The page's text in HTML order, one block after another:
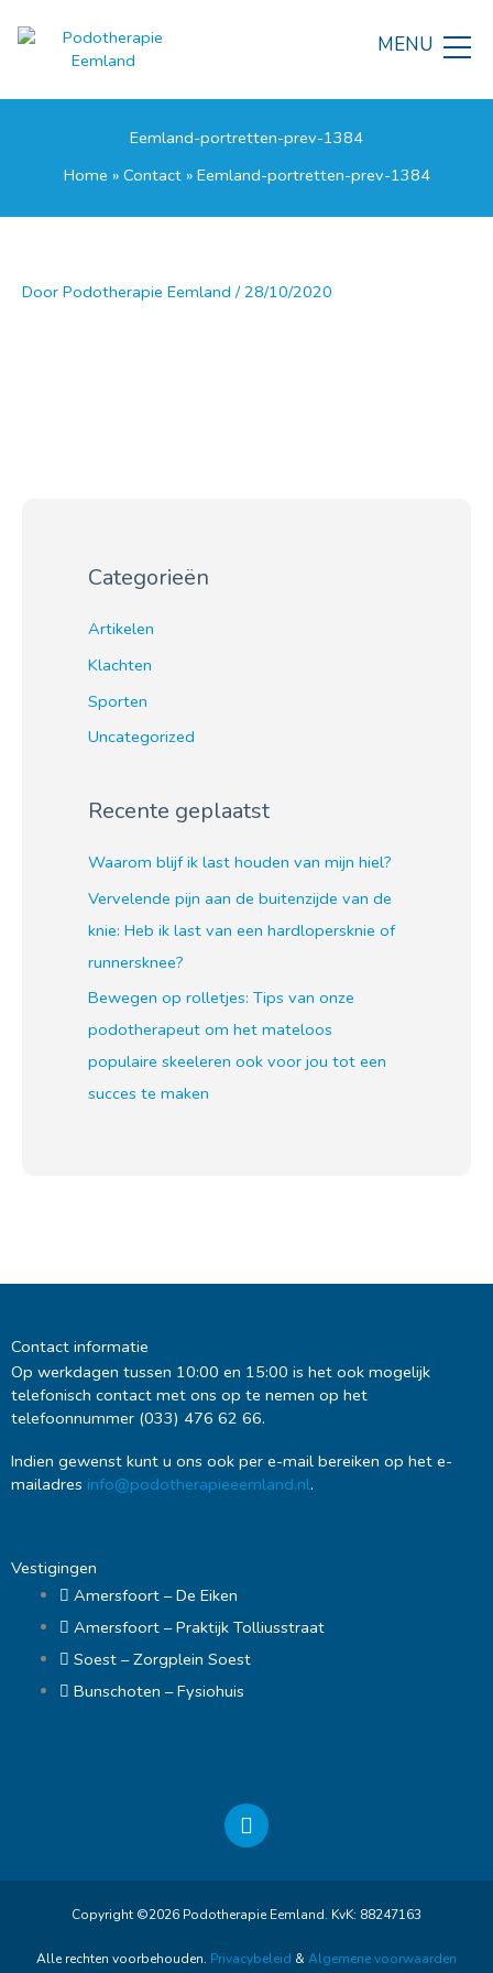
naar
Eemland-portretten-prev-1384
Home » Contact » Eemland-portretten-prev-1384
Door Podotherapie Eemland /28/10/2020
Categorieën
Artikelen
Klachten
Sporten
Uncategorized
Recente geplaatst
Waarom blijf ik last houden van mijn hiel?
Vervelende pijn aan de buitenzijde van de
knie: Heb ik last van een hardlopersknie of
runnersknee?
Bewegen op rolletjes: Tips van onze
podotherapeut om het mateloos
populaire skeeleren ook voor jou tot een
succes te maken
Contact informatie
Op werkdagen tussen 10:00 en 15:00 is het ook mogelijk
telefonisch contact met ons op te nemen op het
telefoonnummer (033) 476 62 66.
Indien gewenst kunt u ons ook per e-mail bereiken op het e-
mailadres info@podotherapieeemland.nl.
Vestigingen
Amersfoort – De Eiken
Amersfoort – Praktijk Tolliusstraat
Soest – Zorgplein Soest
Bunschoten – Fysiohuis
F
a
b
o
Copyright ©2026 Podotherapie Eemland. KvK: 88247163
Alle rechten voorbehouden. Privacybeleid & Algemene voorwaarden
MENU